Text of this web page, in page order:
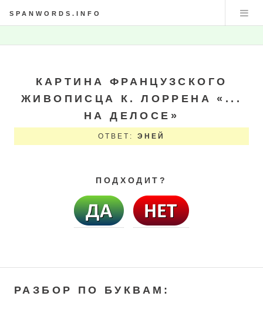
SPANWORDS.INFO
КАРТИНА ФРАНЦУЗСКОГО
ЖИВОПИСЦА К. ЛОРРЕНА «...
НА ДЕЛОСЕ»
ОТВЕТ: ЭНЕЙ
ПОДХОДИТ?
РАЗБОР ПО БУКВАМ: